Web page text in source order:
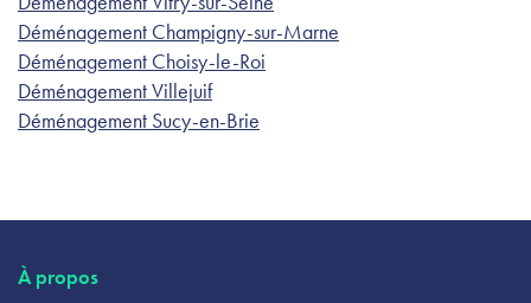
Déménagement Champigny-sur-Marne
Déménagement Choisy-le-Roi
Déménagement Villejuif
Déménagement Sucy-en-Brie
À propos